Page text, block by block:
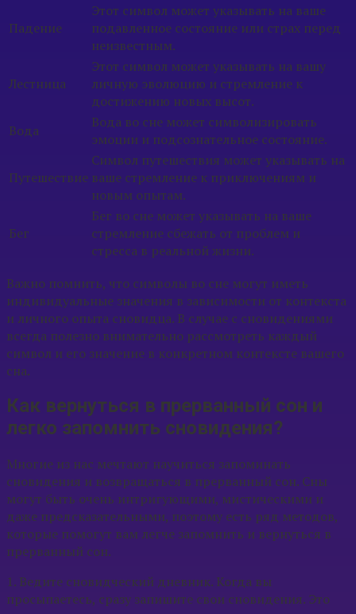
Падение
Этот символ может указывать на ваше
подавленное состояние или страх перед
неизвестным.
Лестница
Этот символ может указывать на вашу
личную эволюцию и стремление к
достижению новых высот.
Вода
Вода во сне может символизировать
эмоции и подсознательное состояние.
Путешествие
Символ путешествия может указывать на
ваше стремление к приключениям и
новым опытам.
Бег
Бег во сне может указывать на ваше
стремление сбежать от проблем и
стресса в реальной жизни.
Важно помнить, что символы во сне могут иметь
индивидуальные значения в зависимости от контекста
и личного опыта сновидца. В случае с сновидениями
всегда полезно внимательно рассмотреть каждый
символ и его значение в конкретном контексте вашего
сна.
Как вернуться в прерванный сон и
легко запомнить сновидения?
Многие из нас мечтают научиться запоминать
сновидения и возвращаться в прерванный сон. Сны
могут быть очень интригующими, мистическими и
даже предсказательными, поэтому есть ряд методов,
которые помогут вам легче запомнить и вернуться в
прерванный сон.
1. Ведите сновидческий дневник. Когда вы
просыпаетесь, сразу запишите свои сновидения. Это